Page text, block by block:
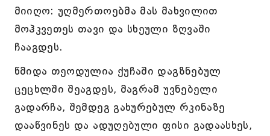
მიიღო: უღმერთოებმა მას მახვილით
მოჰკვეთეს თავი და სხეული ზღვაში
ჩააგდეს.
წმიდა თეოდულია ქუჩაში დაგზნებულ
ცეცხლში შეაგდეს, მაგრამ უვნებელი
გადარჩა, შემდეგ გახურებულ რკინაზე
დააწვინეს და ადუღებული ფისი გადაასხეს,